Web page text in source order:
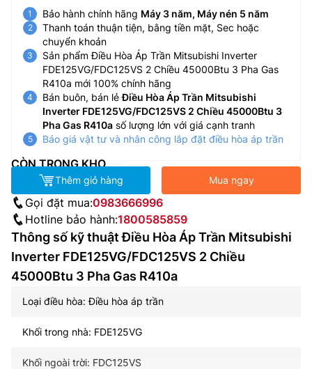
Bảo hành chính hãng Máy 3 năm, Máy nén 5 năm
Thanh toán thuận tiện, bằng tiền mặt, Sec hoặc
chuyển khoản
Sản phẩm Điều Hòa Áp Trần Mitsubishi Inverter
FDE125VG/FDC125VS 2 Chiều 45000Btu 3 Pha Gas
R410a mới 100% chính hãng
Bán buôn, bán lẻĐiều Hòa Áp Trần Mitsubishi
Inverter FDE125VG/FDC125VS 2 Chiều 45000Btu 3
Pha Gas R410a số lượng lớn với giá cạnh tranh
Báo giá vật tư và nhân công lắp đặt điều hòa áp trần
CÒN TRONG KHO
Thêm giỏ hàng Mua ngay
Gọi đặt mua:0983666996
Hotline bảo hành:1800585859
Thông số kỹ thuật Điều Hòa Áp Trần Mitsubishi
Inverter FDE125VG/FDC125VS 2 Chiều
45000Btu 3 Pha Gas R410a
Loại điều hòa: Điều hòa áp trần
Khối trong nhà: FDE125VG
Khối ngoài trời: FDC125VS